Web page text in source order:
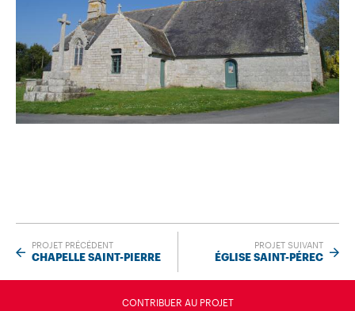
PROJET PRÉCÉDENT
CHAPELLE SAINT-PIERRE
PROJET SUIVANT
ÉGLISE SAINT-PÉREC
CONTRIBUER AU PROJET